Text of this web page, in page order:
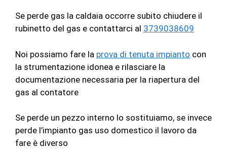
Se perde gas la caldaia occorre subito chiudere il
rubinetto del gas e contattarci al 3739038609
Noi possiamo fare la prova di tenuta impianto con
la strumentazione idonea e rilasciare la
documentazione necessaria per la riapertura del
gas al contatore
Se perde un pezzo interno lo sostituiamo, se invece
perde l’impianto gas uso domestico il lavoro da
fare è diverso